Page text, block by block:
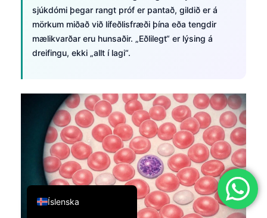
sjúkdómi þegar rangt próf er pantað, gildið er á
mörkum miðað við lífeðlisfræði þína eða tengdir
mælikvarðar eru hunsaðir. „Eðlilegt“ er lýsing á
dreifingu, ekki „allt í lagi“.
Íslenska
English
Deutsch
العربية
Français
עִבְרִית
Português
Ελληνικά
Türkçe